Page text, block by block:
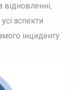
відновленні,
аспекти
інциденту.